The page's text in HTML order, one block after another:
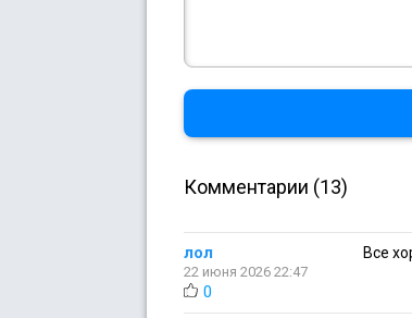
Комментарии (13)
лол
22 июня 2026 22:47
Все
0